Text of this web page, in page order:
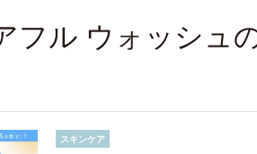
フル ウォッシュ
スキンケア